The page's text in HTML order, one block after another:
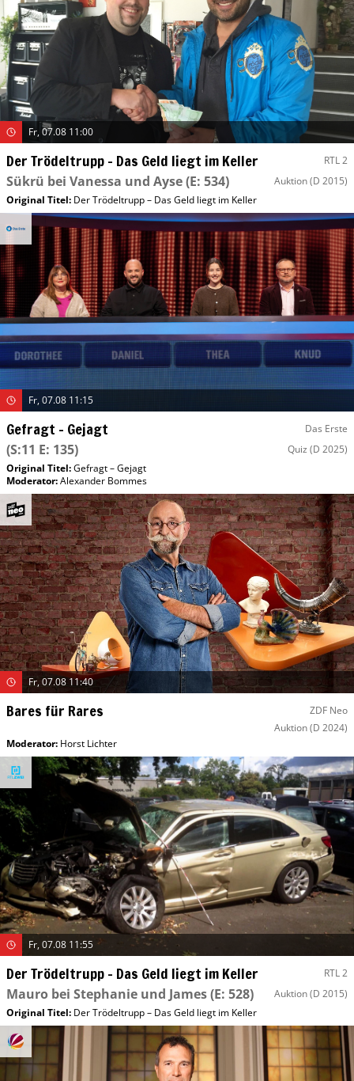
Fr, 07.08 11:00
Der Trödeltrupp – Das Geld liegt im Keller RTL 2
Sükrü bei Vanessa und Ayse(E: 534) Auktion(D 2015)
Original Titel: Der Trödeltrupp – Das Geld liegt im Keller
Fr, 07.08 11:15
Gefragt – Gejagt Das Erste
(S:11 E: 135) Quiz (D 2025)
Original Titel:Gefragt – Gejagt
Moderator:Alexander Bommes
Fr, 07.08 11:40
Bares für Rares
ZDF Neo
Auktion(D 2024)
Moderator: Horst Lichter
Fr, 07.08 11:55
Der Trödeltrupp – Das Geld liegt im Keller RTL 2
Mauro bei Stephanie und James(E: 528) Auktion(D 2015)
Original Titel: Der Trödeltrupp – Das Geld liegt im Keller